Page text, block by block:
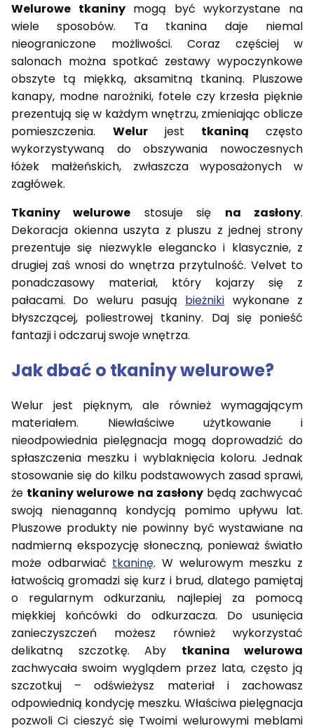
Welurowe tkaninymogą być wykorzystane na
wiele sposobów. Ta tkanina daje niemal
nieograniczone możliwości. Coraz częściej w
salonach można spotkać zestawy wypoczynkowe
obszyte tą miękką, aksamitną tkaniną. Pluszowe
kanapy, modne narożniki, fotele czy krzesła pięknie
prezentują się w każdym wnętrzu, zmieniając oblicze
pomieszczenia. Welur jest tkaniną często
wykorzystywaną do obszywania nowoczesnych
łóżek małżeńskich, zwłaszcza wyposażonych w
zagłówek.
Tkaniny welurowe stosuje się na zasłony.
Dekoracja okienna uszyta z pluszu z jednej strony
prezentuje się niezwykle elegancko i klasycznie, z
drugiej zaś wnosi do wnętrza przytulność. Velvet to
ponadczasowy materiał, który kojarzy się z
pałacami. Do weluru pasują bieżniki wykonane z
błyszczącej, poliestrowej tkaniny. Daj się ponieść
fantazji i odczaruj swoje wnętrza.
Jak dbać o tkaniny welurowe?
Welur jest pięknym, ale również wymagającym
materiałem. Niewłaściwe użytkowanie i
nieodpowiednia pielęgnacja mogą doprowadzić do
spłaszczenia meszku i wyblaknięcia koloru. Jednak
stosowanie się do kilku podstawowych zasad sprawi,
że tkaniny welurowe na zasłonybędą zachwycać
swoją nienaganną kondycją pomimo upływu lat.
Pluszowe produkty nie powinny być wystawiane na
nadmierną ekspozycję słoneczną, ponieważ światło
może odbarwiać tkaninę. W welurowym meszku z
łatwością gromadzi się kurz i brud, dlatego pamiętaj
o regularnym odkurzaniu, najlepiej za pomocą
miękkiej końcówki do odkurzacza. Do usunięcia
zanieczyszczeń możesz również wykorzystać
delikatną szczotkę. Aby tkanina welurowa
zachwycała swoim wyglądem przez lata, często ją
szczotkuj – odświeżysz materiał i zachowasz
odpowiednią kondycję meszku. Właściwa pielęgnacja
pozwoli Ci cieszyć się Twoimi welurowymi meblami